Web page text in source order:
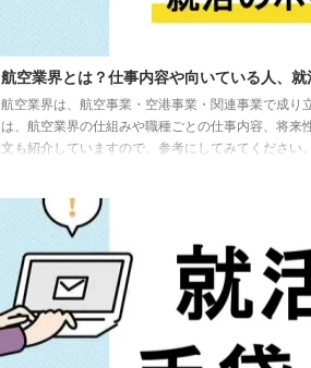
航空業界とは？仕事内容や向いている人、
航空業界は、航空事業・空港事業・関連事業で成
は、航空業界の仕組みや職種ごとの仕事内容、将
文も紹介していますので、参考にしてみてください。